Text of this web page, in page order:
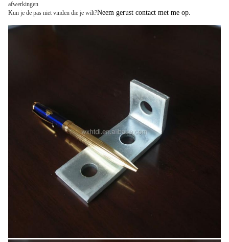
afwerkingen
Kun je de pas niet vinden die je wilt?Neem gerust contact met me op.